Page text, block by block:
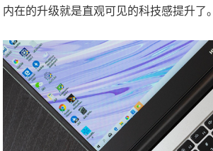
内在的升级就是直观可见的科技感提升了。